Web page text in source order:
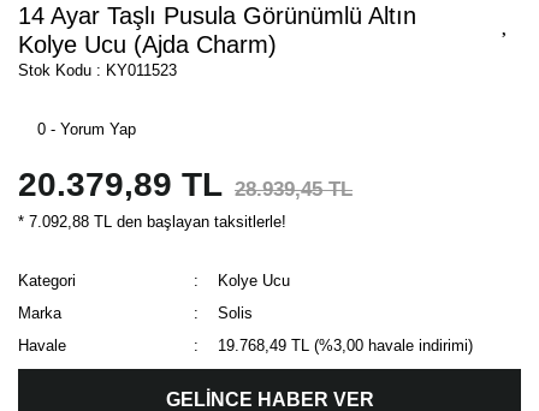
14 Ayar Taşlı Pusula Görünümlü Altın
Kolye Ucu (Ajda Charm)
Stok Kodu : KY011523
0 - Yorum Yap
20.379,89 TL 28.939,45 TL
* 7.092,88 TL den başlayan taksitlerle!
Kategori
Kolye Ucu
Marka
Solis
Havale
19.768,49 TL (%3,00 havale indirimi)
GELİNCE HABER VER